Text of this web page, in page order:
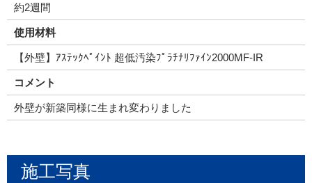
約2週間
使用材料
【外壁】ｱｽﾃｯｸﾍﾟｲﾝﾄ 超低汚染ﾌﾟﾗﾁﾅﾘﾌｧｲﾝ2000MF-IR
コメント
外壁が新築同様に生まれ変わりました
施工写真